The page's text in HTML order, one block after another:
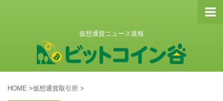
仮想通貨ニュース速報
HOME >仮想通貨取引所 >